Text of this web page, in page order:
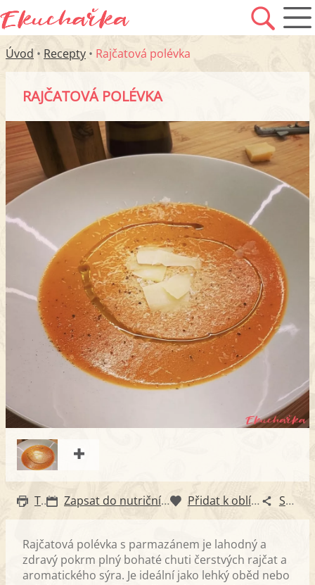
Úvod • Recepty • Rajčatová polévka
RAJČATOVÁ POLÉVKA
Tisk Zapsat do nutričního diáře Přidat k oblíbeným Sdílet
Rajčatová polévka s parmazánem je lahodný a
zdravý pokrm plný bohaté chuti čerstvých rajčat a
aromatického sýra. Je ideální jako lehký oběd nebo